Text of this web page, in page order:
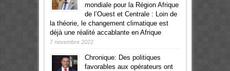
mondiale pour la Région Afrique
de l’Ouest et Centrale : Loin de
la théorie, le changement climatique est
déjà une réalité accablante en Afrique
7 novembre 2022
Chronique: Des politiques
favorables aux opérateurs ont